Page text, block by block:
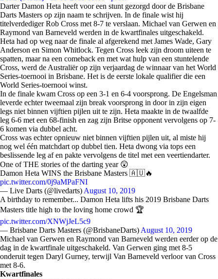
Darter Damon Heta heeft voor een stunt gezorgd door de Brisbane
Darts Masters op zijn naam te schrijven. In de finale wist hij
titelverdediger Rob Cross met 8-7 te verslaan. Michael van Gerwen en
Raymond van Barneveld werden in de kwartfinales uitgeschakeld.
Heta had op weg naar de finale al afgerekend met James Wade, Gary
Anderson en Simon Whitlock. Tegen Cross leek zijn droom uiteen te
spatten, maar na een comeback en met wat hulp van een stuntelende
Cross, werd de Australiër op zijn verjaardag de winnaar van het World
Series-toernooi in Brisbane. Het is de eerste lokale qualifier die een
World Series-toernooi winst.
In de finale kwam Cross op een 3-1 en 6-4 voorsprong. De Engelsman
leverde echter tweemaal zijn break voorsprong in door in zijn eigen
legs niet binnen vijftien pijlen uit te zijn. Heta maakte in de twaalfde
leg 6-6 met een 68-finish en zag zijn Britse opponent vervolgens op 7-
6 komen via dubbel acht.
Cross was echter opnieuw niet binnen vijftien pijlen uit, al miste hij
nog wel één matchdart op dubbel tien. Heta dwong via tops een
beslissende leg af en pakte vervolgens de titel met een veertiendarter.
One of THE stories of the darting year 😲
Damon Heta WINS the Brisbane Masters 🇦🇺🔥
pic.twitter.com/0j9aMPaFNI
— Live Darts (@livedarts) August 10, 2019
A birthday to remember... Damon Heta lifts his 2019 Brisbane Darts
Masters title high to the loving home crowd 🏆
pic.twitter.com/XNWjJeL5c9
— Brisbane Darts Masters (@BrisbaneDarts) August 10, 2019
Michael van Gerwen en Raymond van Barneveld werden eerder op de
dag in de kwartfinale uitgeschakeld. Van Gerwen ging met 8-5
onderuit tegen Daryl Gurney, terwijl Van Barneveld verloor van Cross
met 8-6.
Kwartfinales